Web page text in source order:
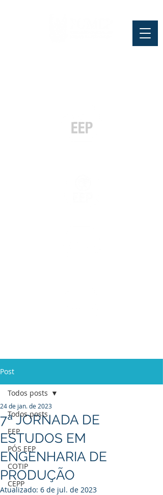
Post
Todos posts
EEP
PÓS EEP
COTIP
CEPP
Todos posts
7ª JORNADA DE
ESTUDOS EM
ENGENHARIA DE
PRODUÇÃO
24 de jan. de 2023
Atualizado: 6 de jul. de 2023